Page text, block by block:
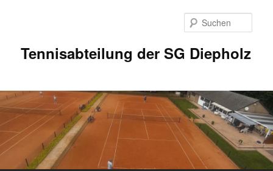
Tennisabteilung der SG Diepholz